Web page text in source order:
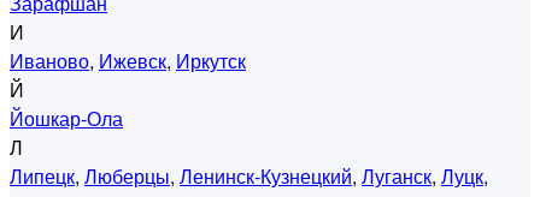
И
Иваново, Ижевск, Иркутск
Й
Йошкар-Ола
Л
Липецк, Люберцы, Ленинск-Кузнецкий, Луганск, Луцк,